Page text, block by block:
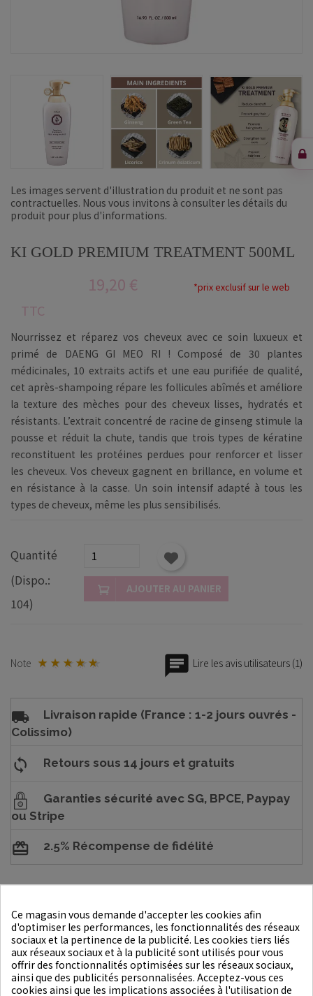
Les images servent d'illustration du produit et ne sont pas
contractuelles. Nous vous invitons à consulter les détails du
produit pour plus d'informations.
KI GOLD PREMIUM TREATMENT 500ML
19,20 € *prix exclusif sur le web
TTC
Nourrissez et réparez vos cheveux avec ce soin luxueux et
primé de DAENG GI MEO RI ! Composé de 30 plantes
médicinales, 10 extraits actifs et une eau purifiée de qualité,
cet après-shampoing répare les follicules abîmés et améliore
la texture des mèches pour des cheveux lisses, hydratés et
résistants. L’extrait concentré de racine de ginseng stimule la
pousse et réduit la chute, tandis que trois types de kératine
reconstituent les protéines perdues pour renforcer et lisser
les cheveux. Vos cheveux gagnent en brillance, en volume et
en résistance à la casse. Un soin intensif adapté à tous les
types de cheveux, même les plus sensibilisés.
Quantité
(Dispo.:
104)
AJOUTER AU PANIER
Note Lire les avis utilisateurs (1)
Livraison rapide (France : 1-2 jours ouvrés -
Colissimo)
Retours sous 14 jours et gratuits
Garanties sécurité avec SG, BPCE, Paypay
ou Stripe
2.5% Récompense de fidélité
DESCRIPTION
DÉTAILS DU PRODUIT
Mode d'emploi:
Ce magasin vous demande d'accepter les cookies afin
d'optimiser les performances, les fonctionnalités des réseaux
sociaux et la pertinence de la publicité. Les cookies tiers liés
aux réseaux sociaux et à la publicité sont utilisés pour vous
offrir des fonctionnalités optimisées sur les réseaux sociaux,
ainsi que des publicités personnalisées. Acceptez-vous ces
cookies ainsi que les implications associées à l'utilisation de